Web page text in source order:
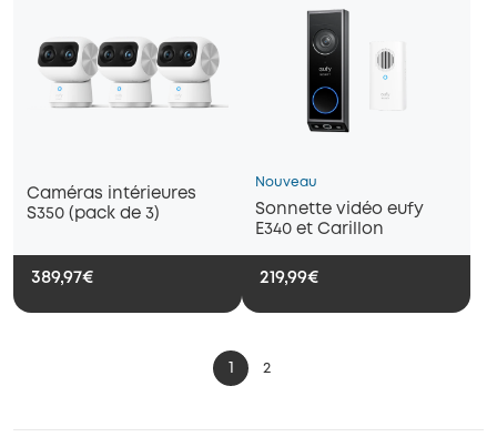
Caméras intérieures
S350 (pack de 3)
389,97€
Nouveau
Sonnette vidéo eufy
E340 et Carillon
219,99€
1 2